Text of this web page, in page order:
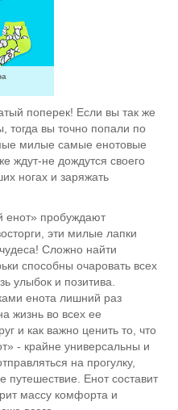
поперек! Если вы так же
тогда вы точно попали по
милые самые енотовые
ждут-не дождутся своего
ногах и заряжать
енот» пробуждают
эти милые лапки
Сложно найти
способны очаровать всех
улыбок и позитива.
енота лишний раз
жизнь во всех ее
и как важно ценить то, что
- крайне универсальны и
на прогулку,
путешествие. Енот составит
массу комфорта и